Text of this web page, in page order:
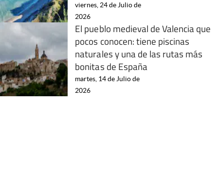
viernes, 24 de Julio de
2026
El pueblo medieval de Valencia que
pocos conocen: tiene piscinas
naturales y una de las rutas más
bonitas de España
martes, 14 de Julio de
2026